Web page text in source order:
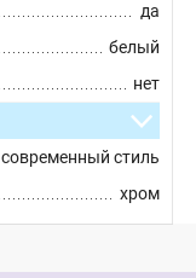
да
белый
нет
современный стиль
хром